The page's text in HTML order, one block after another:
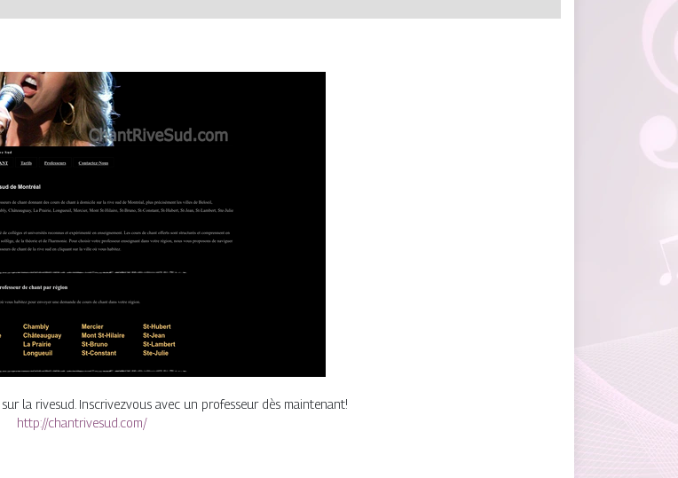
la rivesud. Inscrivezvous avec un professeur dès maintenant!
http://chantrivesud.com/